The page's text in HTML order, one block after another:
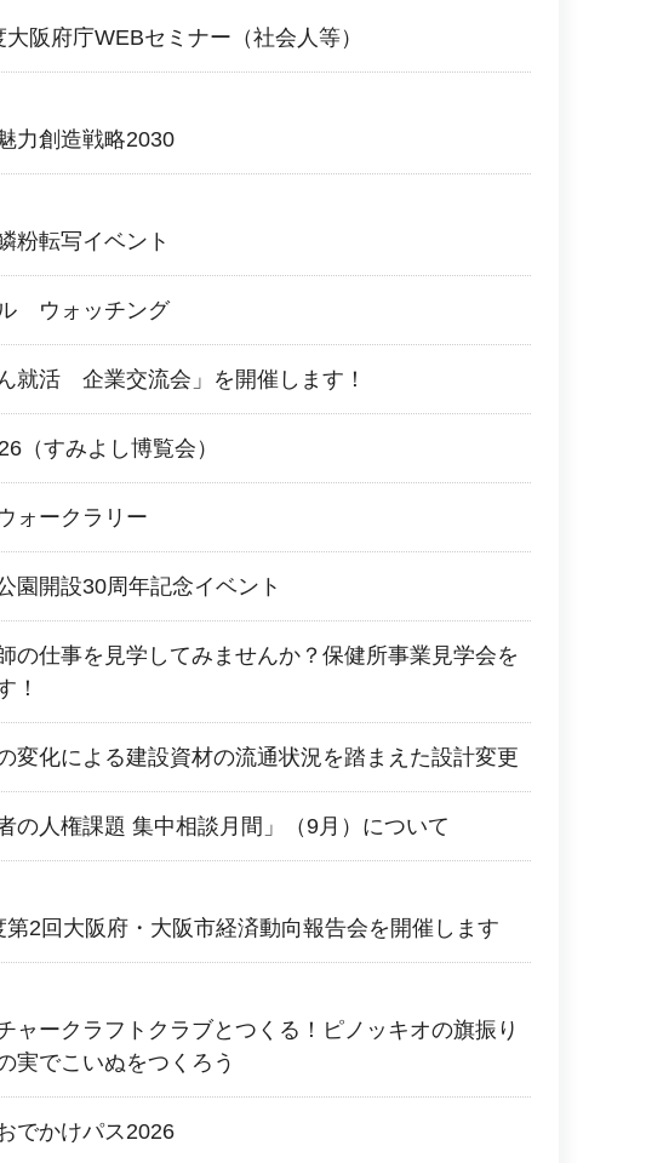
阪府庁WEBセミナー（社会人等）
力創造戦略2030
粉転写イベント
ウォッチング
ん就活 企業交流会」を開催します！
（すみよし博覧会）
ォークラリー
園開設30周年記念イベント
の仕事を見学してみませんか？保健所事業見学会を
！
変化による建設資材の流通状況を踏まえた設計変更
の人権課題 集中相談月間」（9月）について
第2回大阪府・大阪市経済動向報告会を開催します
ャークラフトクラブとつくる！ピノッキオの旗振り
実でこいぬをつくろう
でかけパス2026